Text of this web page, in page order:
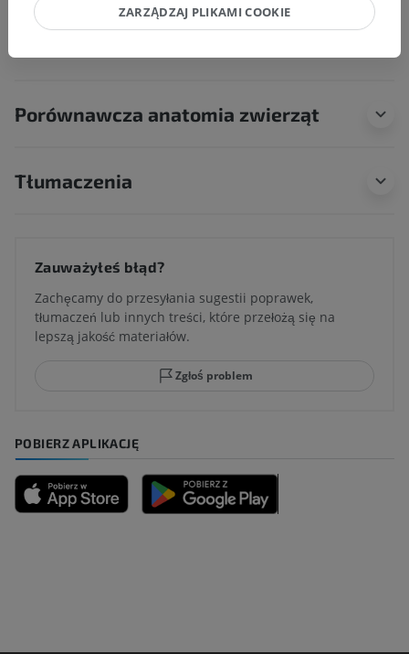
Kresomózgowia
Porównawcza anatomia zwierząt
Tłumaczenia
Zauważyłeś błąd?
Zachęcamy do przesyłania sugestii poprawek,
tłumaczeń lub innych treści, które przełożą się na
lepszą jakość materiałów.
Zgłoś problem
POBIERZ APLIKACJĘ
ZARZĄDZAJ PLIKAMI COOKIE